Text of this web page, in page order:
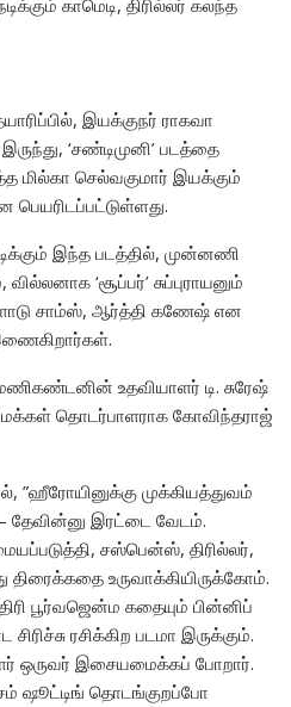
காமெடி, திரில்லர் கலந்த
இயக்குநர் ராகவா
‘சண்டிமுனி’ படத்தை
மில்கா செல்வகுமார் இயக்கும்
பெயரிடப்பட்டுள்ளது.
இந்த படத்தில், முன்னணி
‘சூப்பர்’ சுப்புராயனும்
சாம்ஸ், ஆர்த்தி கணேஷ் என
உதவியாளர் டி. சுரேஷ்
மக்கள் தொடர்பாளராக கோவிந்தராஜ்
”ஹீரோயினுக்கு முக்கியத்துவம்
இரட்டை வேடம்.
சஸ்பென்ஸ், திரில்லர்,
திரைக்கதை உருவாக்கியிருக்கோம்.
பூர்வஜென்ம கதையும் பின்னிப்
ரசிக்கிற படமா இருக்கும்.
ஒருவர் இசையமைக்கப் போறார்.
ஷூட்டிங் தொடங்குறப்போ